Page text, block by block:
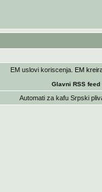
EM uslovi koriscenja . EM
Glavni RSS feed
Automati za kafu Srpski